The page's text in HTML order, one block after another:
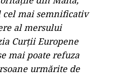
mai semnificativ
al mersului
Curții Europene
mai poate refuza
urmărite de